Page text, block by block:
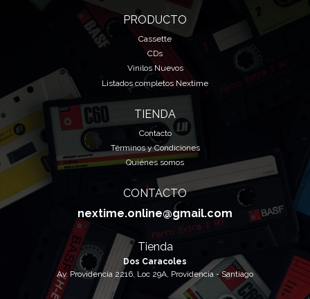
PRODUCTO
Cassette
CDs
Vinilos Nuevos
Listados completos Nextime
TIENDA
Contacto
Términos y Condiciones
Quiénes somos
CONTACTO
nextime.online@gmail.com
Tienda
Dos Caracoles
Av. Providencia 2216, Loc 29A, Providencia - Santiago